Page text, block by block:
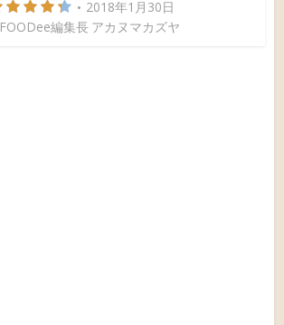
2018年1月30日
FOODee編集長 アカヌマカズヤ